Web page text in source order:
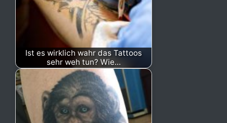
Ist es wirklich wahr das Tattoos
sehr weh tun? Wie…